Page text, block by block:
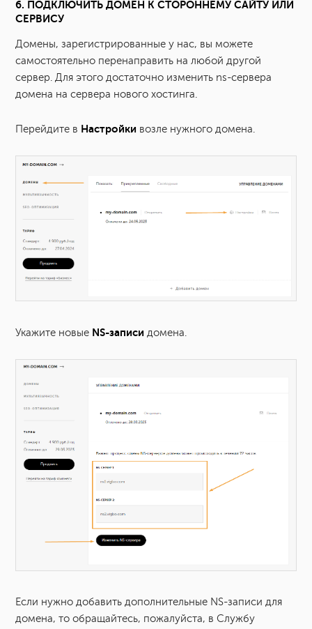
6. ПОДКЛЮЧИТЬ ДОМЕН К СТОРОННЕМУ САЙТУ ИЛИ
СЕРВИСУ
Домены, зарегистрированные у нас, вы можете
самостоятельно перенаправить на любой другой
сервер. Для этого достаточно изменить ns-сервера
домена на сервера нового хостинга.
Перейдите в Настройки возле нужного домена.
Укажите новые NS-записи домена.
Если нужно добавить дополнительные NS-записи для
домена, то обращайтесь, пожалуйста, в Службу